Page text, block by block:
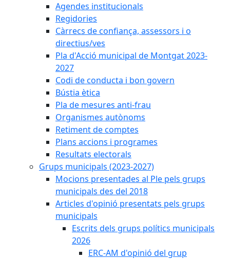
Agendes institucionals
Regidories
Càrrecs de confiança, assessors i o
directius/ves
Pla d'Acció municipal de Montgat 2023-
2027
Codi de conducta i bon govern
Bústia ètica
Pla de mesures anti-frau
Organismes autònoms
Retiment de comptes
Plans accions i programes
Resultats electorals
Grups municipals (2023-2027)
Mocions presentades al Ple pels grups
municipals des del 2018
Articles d'opinió presentats pels grups
municipals
Escrits dels grups polítics municipals
2026
ERC-AM d'opinió del grup